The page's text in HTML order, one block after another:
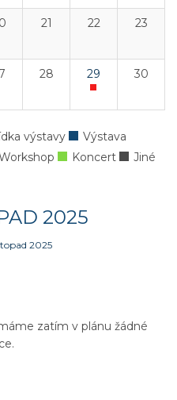
21 22 23
28 29 30
výstavy
Výstava
Koncert Jiné
2025
2025
zatím v plánu žádné